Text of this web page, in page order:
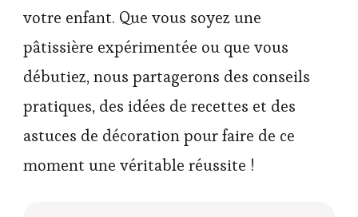
votre enfant. Que vous soyez une
pâtissière expérimentée ou que vous
débutiez, nous partagerons des conseils
pratiques, des idées de recettes et des
astuces de décoration pour faire de ce
moment une véritable réussite !